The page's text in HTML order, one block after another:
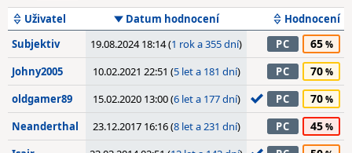
Uživatel Datum hodnocení
Hodnocení
Subjektiv
19.08.2024 18:14 (1 rok a 355 dní) PC 65
Johny2005 10.02.2021 22:51 (5 let a 181 dní) PC 70
oldgamer89 15.02.2020 13:00 (6 let a 177 dní) PC 70
Neanderthal 23.12.2017 16:16 (8 let a 231 dní) PC 45